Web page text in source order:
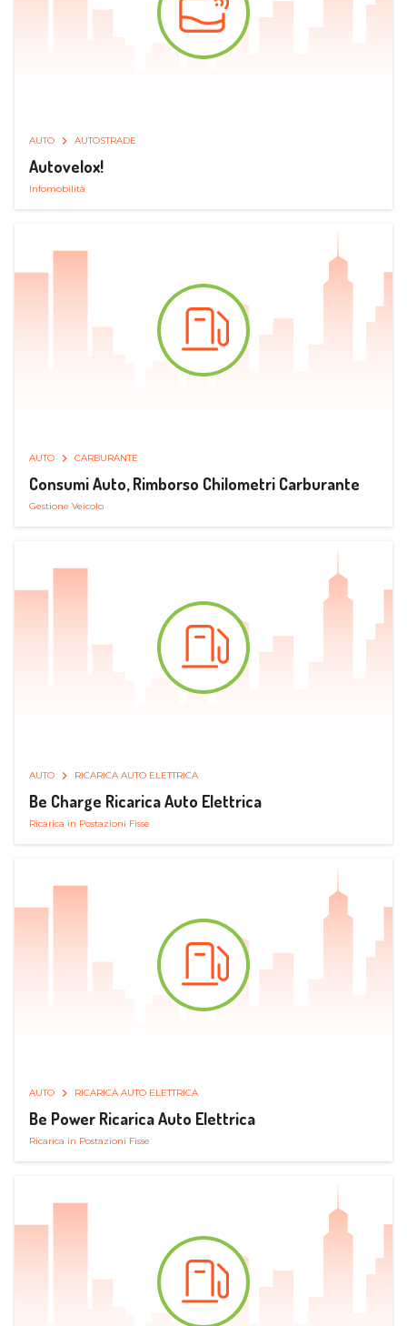
AUTO AUTOSTRADE
Autovelox!
Infomobilità
AUTO CARBURANTE
Consumi Auto, Rimborso Chilometri Carburante
Gestione Veicolo
AUTO RICARICA AUTO ELETTRICA
Be Charge Ricarica Auto Elettrica
Ricarica in Postazioni Fisse
AUTO RICARICA AUTO ELETTRICA
Be Power Ricarica Auto Elettrica
Ricarica in Postazioni Fisse